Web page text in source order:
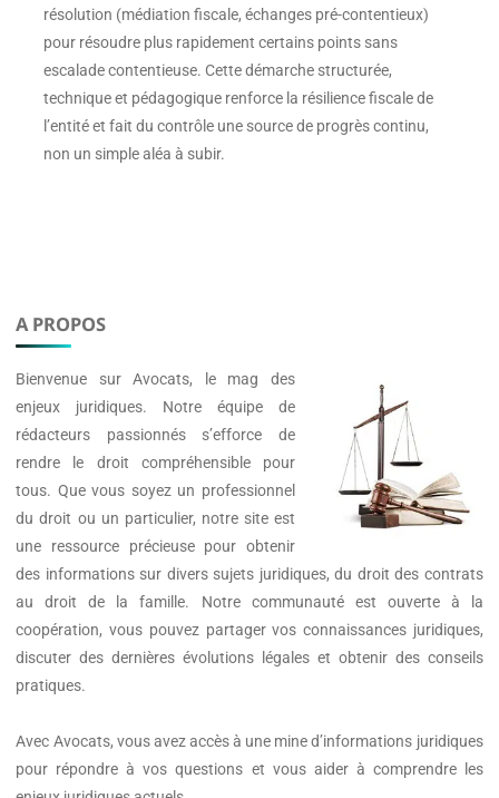
résolution (médiation fiscale, échanges pré-contentieux)
pour résoudre plus rapidement certains points sans
escalade contentieuse. Cette démarche structurée,
technique et pédagogique renforce la résilience fiscale de
l’entité et fait du contrôle une source de progrès continu,
non un simple aléa à subir.
A PROPOS
Bienvenue surAvocats, le mag des
enjeux juridiques. Notre équipe de
rédacteurs passionnés s’efforce de
rendre le droit compréhensible pour
tous. Que vous soyez un professionnel
du droit ou un particulier, notre site est
une ressource précieuse pour obtenir
des informations sur divers sujets juridiques, du droit des contrats
au droit de la famille. Notre communauté est ouverte à la
coopération, vous pouvez partager vos connaissances juridiques,
discuter des dernières évolutions légales et obtenir des conseils
pratiques.
Avec Avocats, vous avez accès à une mine d’informations juridiques
pour répondre à vos questions et vous aider à comprendre les